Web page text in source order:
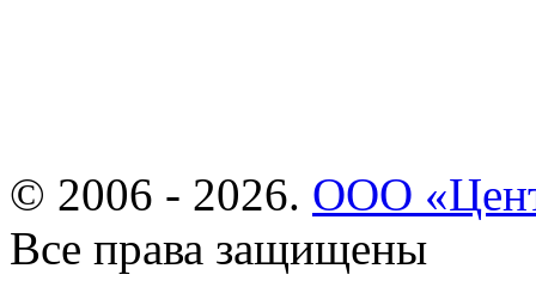
© 2006 - 2026. ООО
Все права защищены